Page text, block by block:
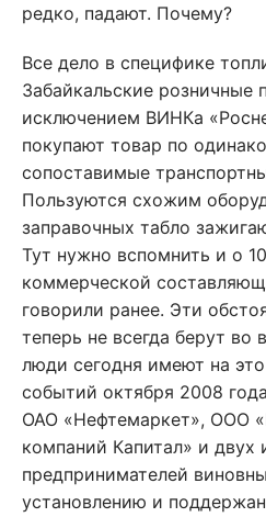
редко, падают. Почему?
Все дело в специфике
Забайкальские розничные
исключением ВИНКа
покупают товар по
сопоставимые
Пользуются схожим
заправочных табло
Тут нужно вспомнить и о
коммерческой
говорили ранее. Эти
теперь не всегда берут
люди сегодня имеют на
событий октября 2008
ОАО «Нефтемаркет», ООО
компаний Капитал» и двух
предпринимателей
установлению и